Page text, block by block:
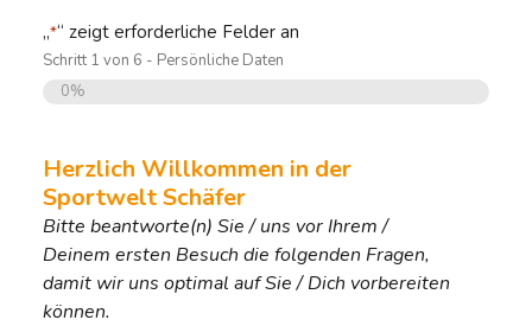
„*“ zeigt erforderliche Felder an
Schritt 1 von 6 - Persönliche Daten
0%
Herzlich Willkommen in der
Sportwelt Schäfer
Bitte beantworte(n) Sie / uns vor Ihrem /
Deinem ersten Besuch die folgenden Fragen,
damit wir uns optimal auf Sie / Dich vorbereiten
können.